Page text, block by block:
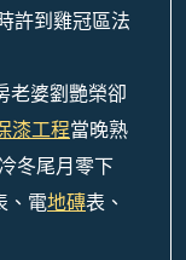
許到雞冠區法
老婆劉艷榮卻
漆工程當晚熟
冬尾月零下
、電地磚表、